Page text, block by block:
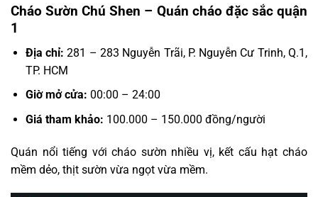
Cháo Sườn Chú Shen – Quán cháo đặc sắc quận
1
Địa chỉ: 281 – 283 Nguyễn Trãi, P. Nguyễn Cư Trinh, Q.1,
TP. HCM
Giờ mở cửa: 00:00 – 24:00
Giá tham khảo: 100.000 – 150.000 đồng/người
Quán nổi tiếng với cháo sườn nhiều vị, kết cấu hạt cháo
mềm dẻo, thịt sườn vừa ngọt vừa mềm.